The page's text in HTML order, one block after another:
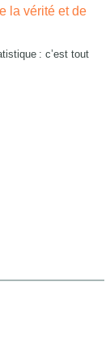
la vérité et de
: c’est tout